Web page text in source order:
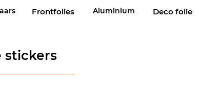
Frontfolies Aluminium Deco folie
stickers